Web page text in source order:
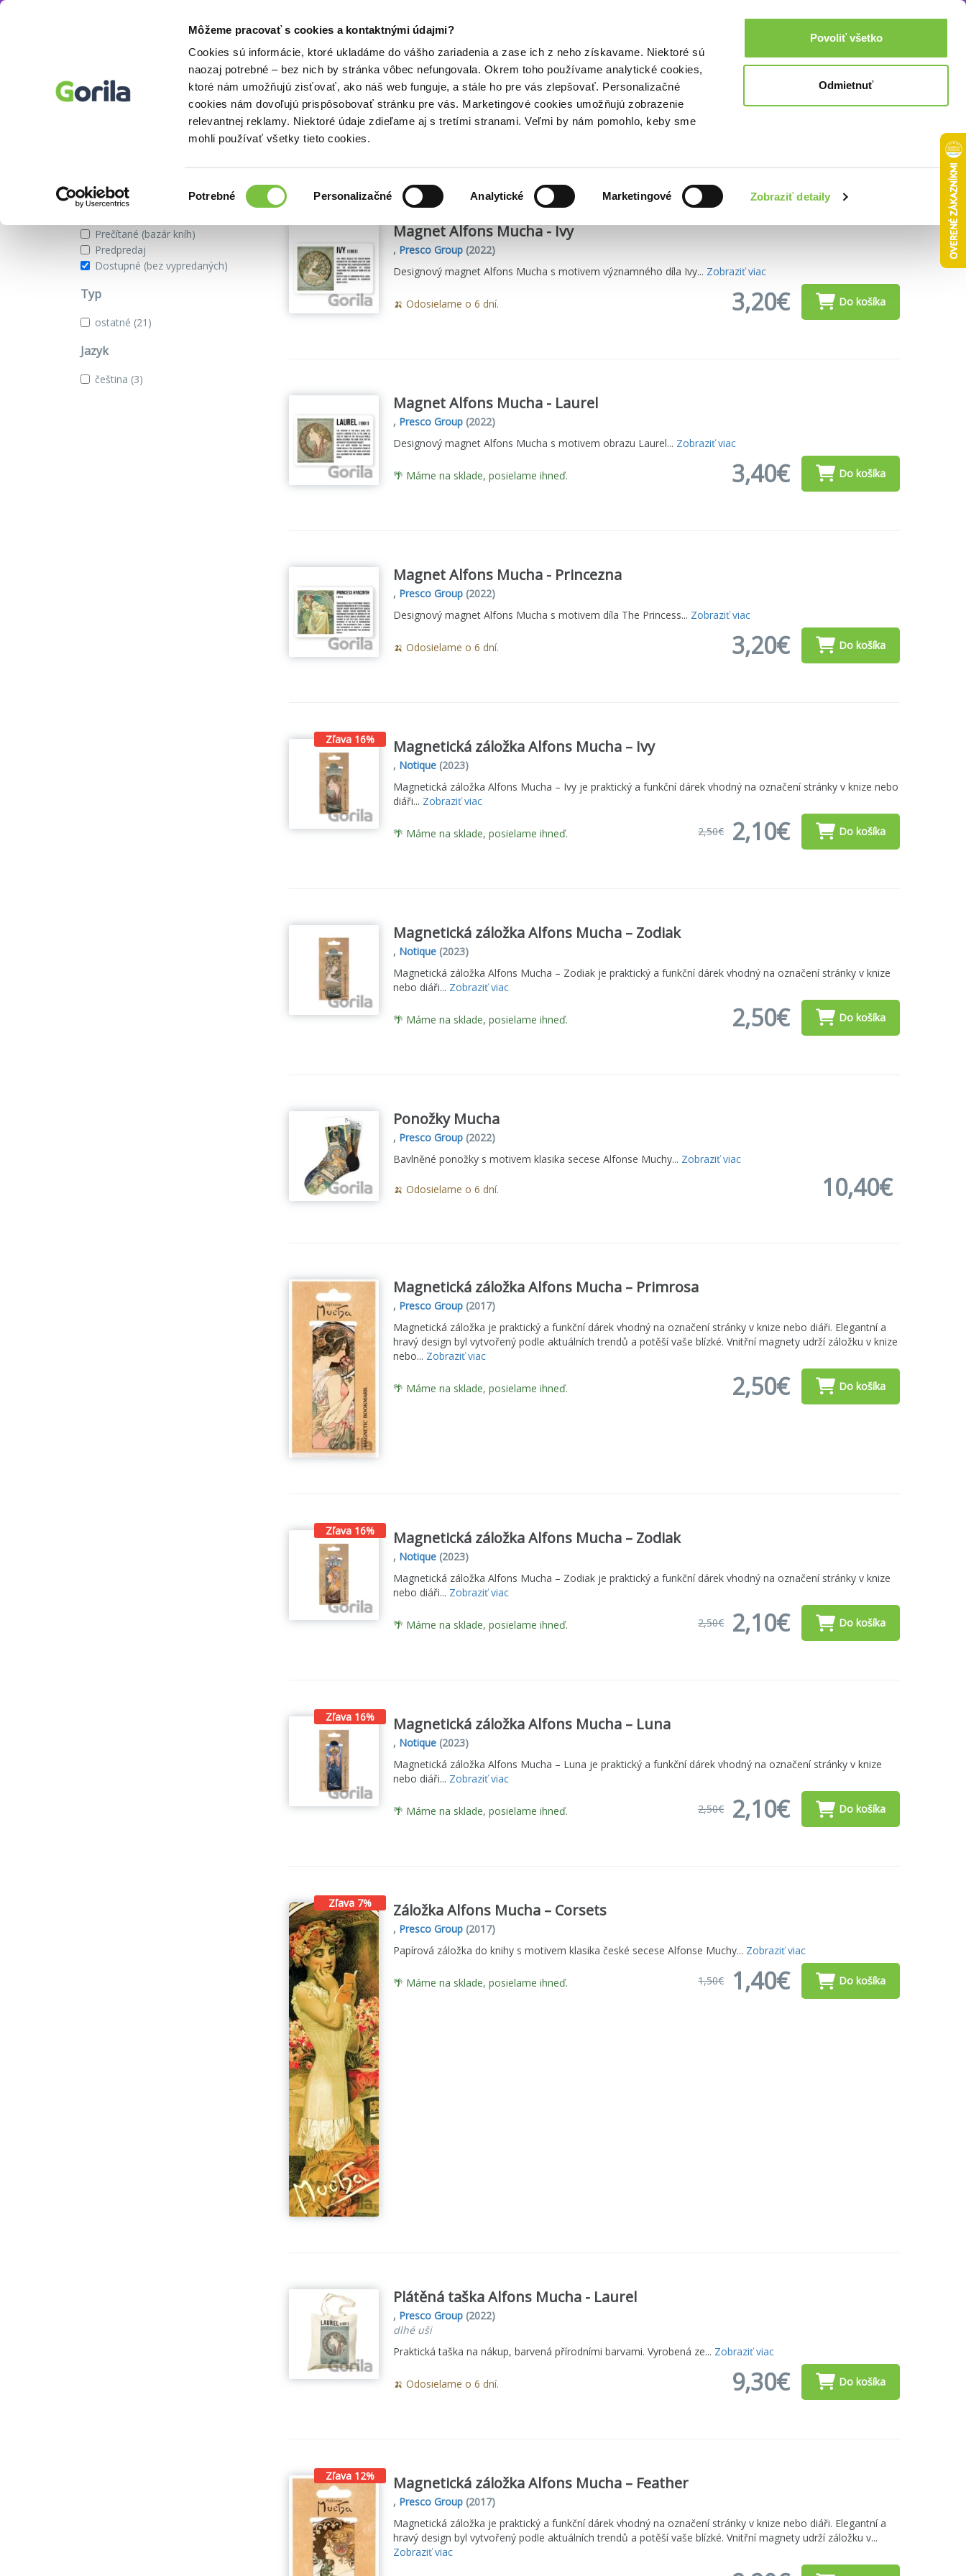
Môžeme pracovať s cookies a kontaktnými údajmi?
Cookies sú informácie, ktoré ukladáme do vášho zariadenia a zase ich z neho získavame. Niektoré sú
naozaj potrebné – bez nich by stránka vôbec nefungovala. Okrem toho používame analytické cookies,
ktoré nám umožňujú zisťovať, ako náš web funguje, a stále ho pre vás zlepšovať. Personalizačné
cookies nám dovoľujú prispôsobovať stránku pre vás. Marketingové cookies umožňujú zobrazenie
relevantnej reklamy. Niektoré údaje zdieľame aj s tretími stranami. Veľmi by nám pomohlo, keby sme
mohli používať všetky tieto cookies.
súhlasu
Potrebné Personalizačné Analytické Marketingové Zobraziť detaily
Povoliť všetko
Odmietnuť
Doplnky Prihlásenie 0,00€
Mucha Classic Collection Akcie a zľavy
Knihy zo série Mucha Classic Collection
Novinky
Zľavnené tituly
Prečítané (bazár kníh)
Predpredaj
Dostupné (bez vypredaných)
Typ
ostatné (21)
Jazyk
čeština (3)
Magnet Alfons Mucha - Ivy
, Presco Group(2022)
Designový magnet Alfons Mucha s motivem významného díla Ivy... Zobraziť viac
🍌 Odosielame o 6 dní. 3,20€ Do košíka
Magnet Alfons Mucha - Laurel
, Presco Group(2022)
Designový magnet Alfons Mucha s motivem obrazu Laurel... Zobraziť viac
🌴 Máme na sklade, posielame ihneď. 3,40€ Do košíka
Magnet Alfons Mucha - Princezna
, Presco Group(2022)
Designový magnet Alfons Mucha s motivem díla The Princess... Zobraziť viac
🍌 Odosielame o 6 dní. 3,20€ Do košíka
Zľava 16% Magnetická záložka Alfons Mucha – Ivy
, Notique(2023)
Magnetická záložka Alfons Mucha – Ivy je praktický a funkční dárek vhodný na označení stránky v knize nebo
diáři... Zobraziť viac
🌴 Máme na sklade, posielame ihneď. 2,50€ 2,10€ Do košíka
Magnetická záložka Alfons Mucha – Zodiak
, Notique(2023)
Magnetická záložka Alfons Mucha – Zodiak je praktický a funkční dárek vhodný na označení stránky v knize
nebo diáři... Zobraziť viac
🌴 Máme na sklade, posielame ihneď. 2,50€ Do košíka
Ponožky Mucha
, Presco Group(2022)
Bavlněné ponožky s motivem klasika secese Alfonse Muchy... Zobraziť viac
🍌 Odosielame o 6 dní. 10,40€
Magnetická záložka Alfons Mucha – Primrosa
, Presco Group(2017)
Magnetická záložka je praktický a funkční dárek vhodný na označení stránky v knize nebo diáři. Elegantní a
hravý design byl vytvořený podle aktuálních trendů a potěší vaše blízké. Vnitřní magnety udrží záložku v knize
nebo... Zobraziť viac
🌴 Máme na sklade, posielame ihneď. 2,50€ Do košíka
Zľava 16% Magnetická záložka Alfons Mucha – Zodiak
, Notique(2023)
Magnetická záložka Alfons Mucha – Zodiak je praktický a funkční dárek vhodný na označení stránky v knize
nebo diáři... Zobraziť viac
🌴 Máme na sklade, posielame ihneď. 2,50€ 2,10€ Do košíka
Zľava 16% Magnetická záložka Alfons Mucha – Luna
, Notique(2023)
Magnetická záložka Alfons Mucha – Luna je praktický a funkční dárek vhodný na označení stránky v knize
nebo diáři... Zobraziť viac
🌴 Máme na sklade, posielame ihneď. 2,50€ 2,10€ Do košíka
Zľava 7% Záložka Alfons Mucha – Corsets
, Presco Group(2017)
Papírová záložka do knihy s motivem klasika české secese Alfonse Muchy... Zobraziť viac
🌴 Máme na sklade, posielame ihneď. 1,50€ 1,40€ Do košíka
Plátěná taška Alfons Mucha - Laurel
, Presco Group(2022)
dlhé uši
Praktická taška na nákup, barvená přírodními barvami. Vyrobená ze... Zobraziť viac
🍌 Odosielame o 6 dní. 9,30€ Do košíka
Zľava 12% Magnetická záložka Alfons Mucha – Feather
, Presco Group(2017)
Magnetická záložka je praktický a funkční dárek vhodný na označení stránky v knize nebo diáři. Elegantní a
hravý design byl vytvořený podle aktuálních trendů a potěší vaše blízké. Vnitřní magnety udrží záložku v...
Zobraziť viac